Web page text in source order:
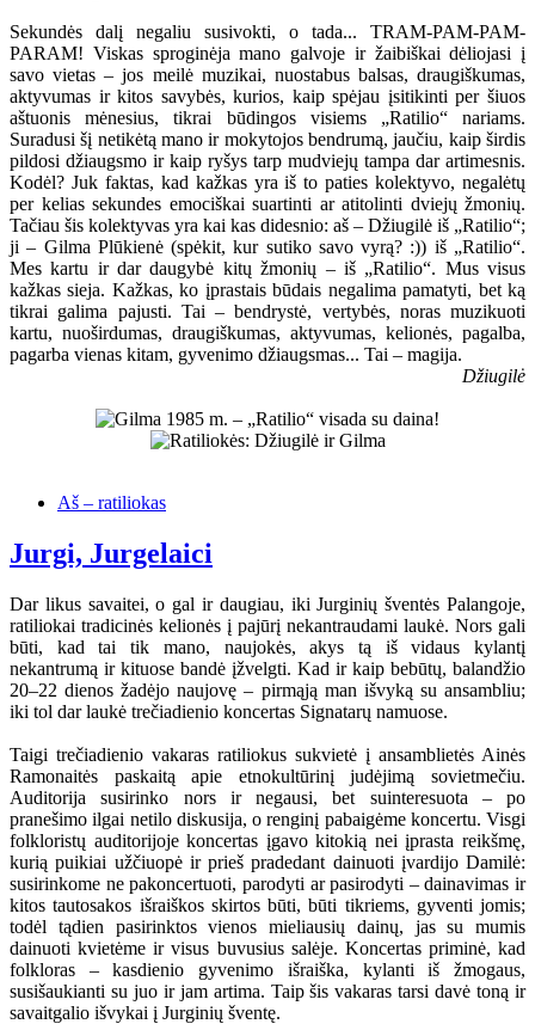
Sekundės dalį negaliu susivokti, o tada... TRAM-PAM-PAM-
PARAM! Viskas sproginėja mano galvoje ir žaibiškai dėliojasi į
savo vietas – jos meilė muzikai, nuostabus balsas, draugiškumas,
aktyvumas ir kitos savybės, kurios, kaip spėjau įsitikinti per šiuos
aštuonis mėnesius, tikrai būdingos visiems „Ratilio“ nariams.
Suradusi šį netikėtą mano ir mokytojos bendrumą, jaučiu, kaip širdis
pildosi džiaugsmo ir kaip ryšys tarp mudviejų tampa dar artimesnis.
Kodėl? Juk faktas, kad kažkas yra iš to paties kolektyvo, negalėtų
per kelias sekundes emociškai suartinti ar atitolinti dviejų žmonių.
Tačiau šis kolektyvas yra kai kas didesnio: aš – Džiugilė iš „Ratilio“;
ji – Gilma Plūkienė (spėkit, kur sutiko savo vyrą? :)) iš „Ratilio“.
Mes kartu ir dar daugybė kitų žmonių – iš „Ratilio“. Mus visus
kažkas sieja. Kažkas, ko įprastais būdais negalima pamatyti, bet ką
tikrai galima pajusti. Tai – bendrystė, vertybės, noras muzikuoti
kartu, nuoširdumas, draugiškumas, aktyvumas, kelionės, pagalba,
pagarba vienas kitam, gyvenimo džiaugsmas... Tai – magija.
Džiugilė
Aš – ratiliokas
Jurgi, Jurgelaici
Dar likus savaitei, o gal ir daugiau, iki Jurginių šventės Palangoje,
ratiliokai tradicinės kelionės į pajūrį nekantraudami laukė. Nors gali
būti, kad tai tik mano, naujokės, akys tą iš vidaus kylantį
nekantrumą ir kituose bandė įžvelgti. Kad ir kaip bebūtų, balandžio
20–22 dienos žadėjo naujovę – pirmąją man išvyką su ansambliu;
iki tol dar laukė trečiadienio koncertas Signatarų namuose.
Taigi trečiadienio vakaras ratiliokus sukvietė į ansamblietės Ainės
Ramonaitės paskaitą apie etnokultūrinį judėjimą sovietmečiu.
Auditorija susirinko nors ir negausi, bet suinteresuota – po
pranešimo ilgai netilo diskusija, o renginį pabaigėme koncertu. Visgi
folkloristų auditorijoje koncertas įgavo kitokią nei įprasta reikšmę,
kurią puikiai užčiuopė ir prieš pradedant dainuoti įvardijo Damilė:
susirinkome ne pakoncertuoti, parodyti ar pasirodyti – dainavimas ir
kitos tautosakos išraiškos skirtos būti, būti tikriems, gyventi jomis;
todėl tądien pasirinktos vienos mieliausių dainų, jas su mumis
dainuoti kvietėme ir visus buvusius salėje. Koncertas priminė, kad
folkloras – kasdienio gyvenimo išraiška, kylanti iš žmogaus,
susišaukianti su juo ir jam artima. Taip šis vakaras tarsi davė toną ir
savaitgalio išvykai į Jurginių šventę.